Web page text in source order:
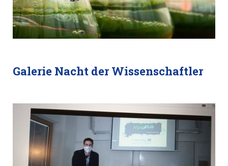
Galerie Nacht der Wissenschaftler